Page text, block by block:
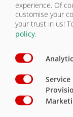
Výstražný maják
Výstražné světlo
Obrysové označení
experience. Of
customise your
your trust in us!
policy.
Service